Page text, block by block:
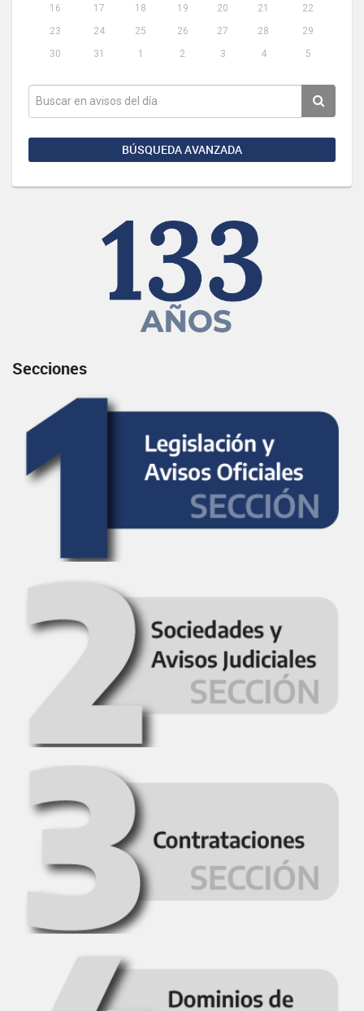
16
17 18 19 20 21
22
23
24 25 26 27 28
29
30
31 1 2 3 4 5
BÚSQUEDA AVANZADA
Secciones